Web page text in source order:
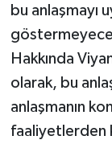
bu anlaşmayı
Hakkında
olarak, bu
anlaşmanın
faaliyetlerden